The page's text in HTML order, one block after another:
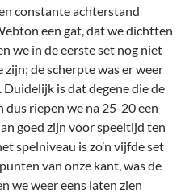
constante achterstand
een gat, dat we dichtten
we in de eerste set nog niet
de scherpte was er weer
is dat degene die de
riepen we na 25-20 een
goed zijn voor speeltijd ten
spelniveau is zo’n vijfde set
van onze kant, was de
we weer eens laten zien